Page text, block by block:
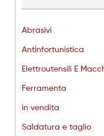
Abrasivi
Antinfortunistica
Elettroutensili E
Ferramenta
in vendita
Saldatura e taglio